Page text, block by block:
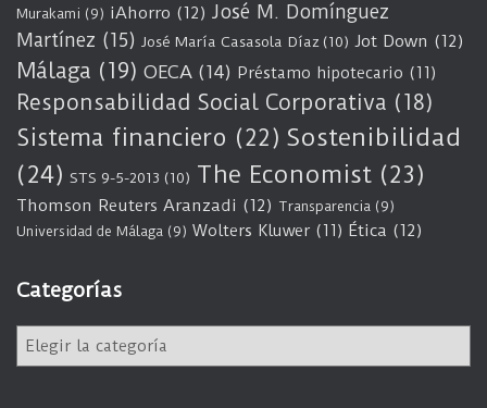
Murakami (9) iAhorro (12) José M. Domínguez
Martínez (15) José María Casasola Díaz (10) Jot Down (12)
Málaga (19) OECA (14) Préstamo hipotecario (11)
Responsabilidad Social Corporativa (18)
Sistema financiero (22) Sostenibilidad
(24) STS 9-5-2013 (10) The Economist (23)
Thomson Reuters Aranzadi (12) Transparencia (9)
Universidad de Málaga (9) Wolters Kluwer (11) Ética (12)
Categorías